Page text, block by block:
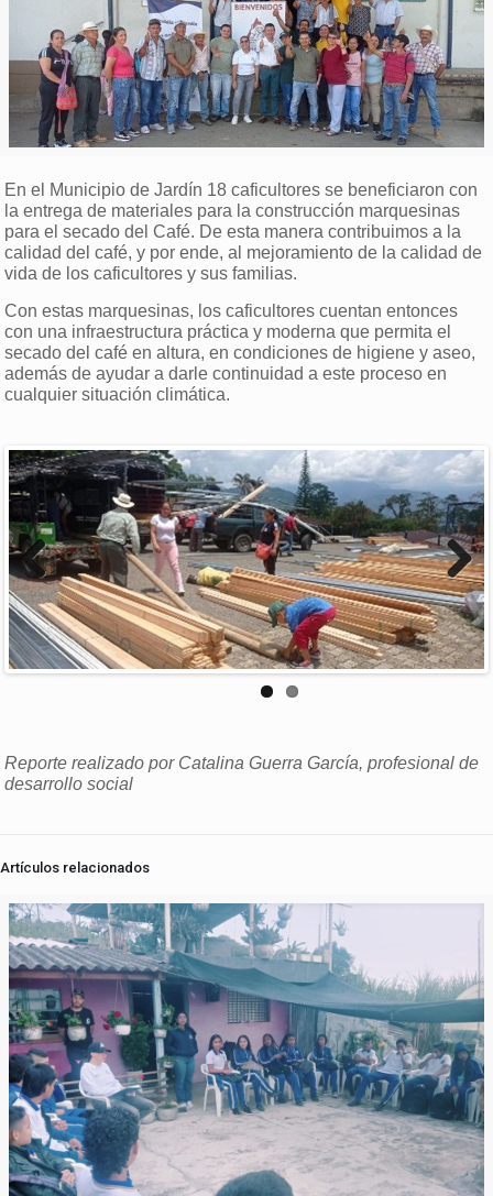
En el Municipio de Jardín 18 caficultores se beneficiaron con
la entrega de materiales para la construcción marquesinas
para el secado del Café. De esta manera contribuimos a la
calidad del café, y por ende, al mejoramiento de la calidad de
vida de los caficultores y sus familias.
Con estas marquesinas, los caficultores cuentan entonces
con una infraestructura práctica y moderna que permita el
secado del café en altura, en condiciones de higiene y aseo,
además de ayudar a darle continuidad a este proceso en
cualquier situación climática.
Previous Next
Reporte realizado por Catalina Guerra García, profesional de
desarrollo social
Artículos relacionados